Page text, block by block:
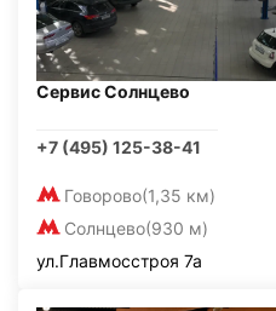
Сервис Солнцево
+7 (495) 125-38-41
Говорово(1,35 км)
Солнцево(930 м)
ул.Главмосстроя 7а